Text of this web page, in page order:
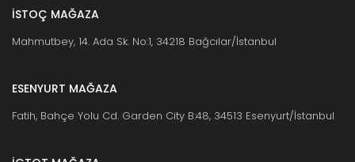
İSTOÇ MAĞAZA
Mahmutbey, 14. Ada Sk. No:1, 34218 Bağcılar/İstanbul
ESENYURT MAĞAZA
Fatih, Bahçe Yolu Cd. Garden City B:48, 34513 Esenyurt/İstanbul